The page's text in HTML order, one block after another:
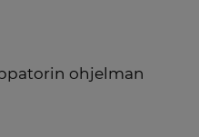
ohjelman